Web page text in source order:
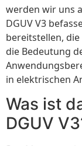
werden wir uns
DGUV V3
bereitstellen,
die Bedeutung
in elektrischen
Was ist
DGUV